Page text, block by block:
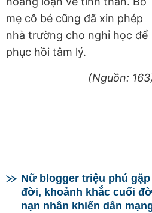
mẹ cô bé cũng đã xin phép
nhà trường cho nghỉ học để
phục hồi tâm lý.
(Nguồn:
Nữ blogger triệu phú
đời, khoảnh khắc cuối
nạn nhân khiến dân